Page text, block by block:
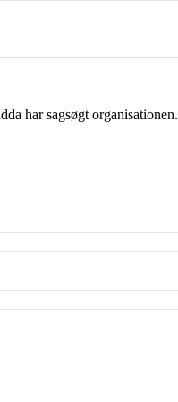
har sagsøgt organisationen.